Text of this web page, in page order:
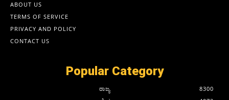
ABOUT US
TERMS OF SERVICE
PRIVACY AND POLICY
CONTACT US
Popular Category
ರಾಜ್ಯ
8300